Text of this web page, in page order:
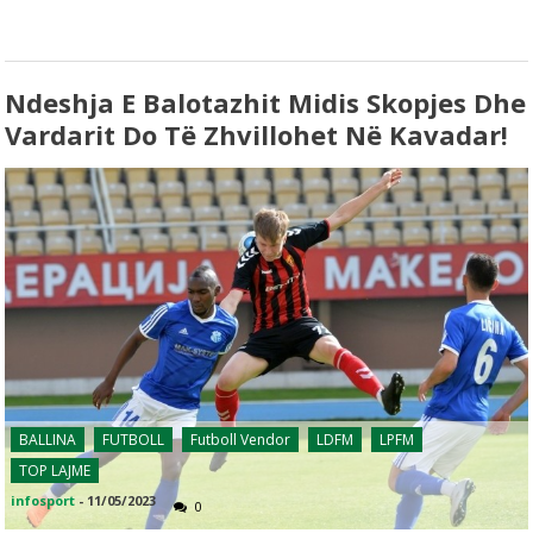
Ndeshja E Balotazhit Midis Skopjes Dhe
Vardarit Do Të Zhvillohet Në Kavadar!
BALLINA FUTBOLL Futboll Vendor LDFM
LPFM
TOP LAJME
infosport - 11/05/2023 0